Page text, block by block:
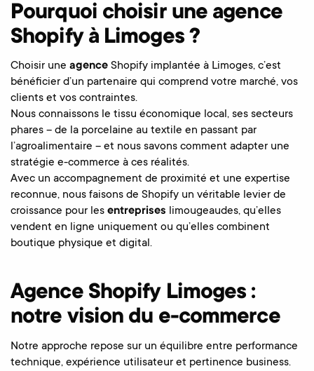
Pourquoi choisir une agence
Shopify à Limoges ?
Choisir une agence Shopify implantée à Limoges, c’est
bénéficier d’un partenaire qui comprend votre marché, vos
clients et vos contraintes.
Nous connaissons le tissu économique local, ses secteurs
phares – de la porcelaine au textile en passant par
l’agroalimentaire – et nous savons comment adapter une
stratégie e-commerce à ces réalités.
Avec un accompagnement de proximité et une expertise
reconnue, nous faisons de Shopify un véritable levier de
croissance pour les entreprises limougeaudes, qu’elles
vendent en ligne uniquement ou qu’elles combinent
boutique physique et digital.
Agence Shopify Limoges :
notre vision du e-commerce
Notre approche repose sur un équilibre entre performance
technique, expérience utilisateur et pertinence business.